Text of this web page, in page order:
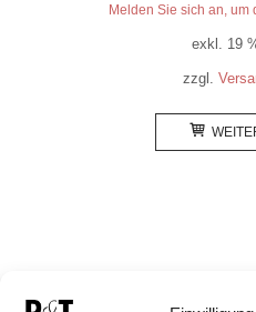
Melden Sie sich an,
exkl. 19
zzgl.